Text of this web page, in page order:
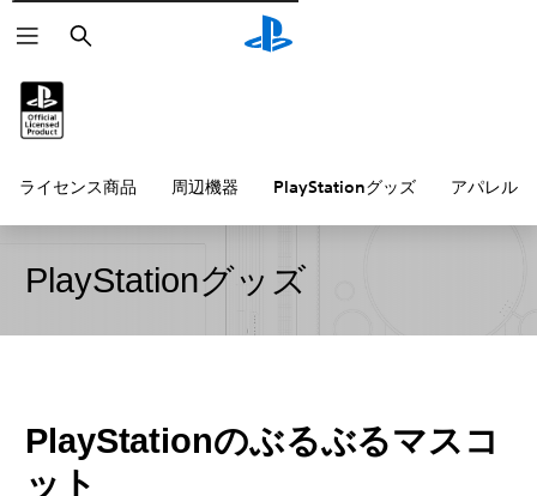
検
索
ライセンス商品 周辺機器 PlayStationグッズ アパレル
PlayStationグッズ
PlayStationのぶるぶるマスコ
ット